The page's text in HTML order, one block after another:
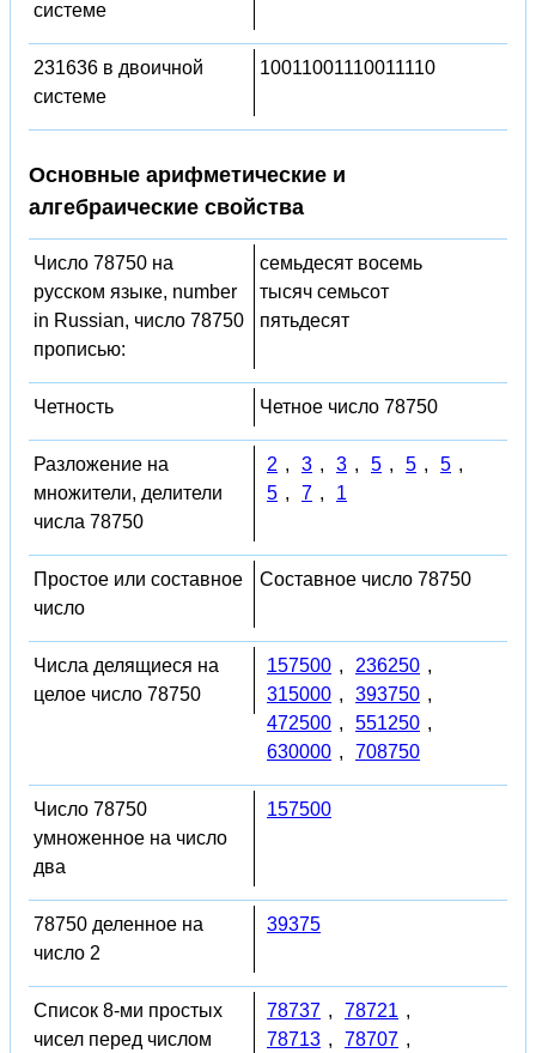
системе
231636 в двоичной
системе
10011001110011110
Основные арифметические и
алгебраические свойства
Число 78750 на
русском языке, number
in Russian, число 78750
прописью:
семьдесят восемь
тысяч семьсот
пятьдесят
Четность Четное число 78750
Разложение на
множители, делители
числа 78750
2 , 3 , 3 , 5 , 5 , 5 ,
5 , 7 , 1
Простое или составное
число
Составное число 78750
Числа делящиеся на
целое число 78750
157500 , 236250 ,
315000 , 393750 ,
472500 , 551250 ,
630000 , 708750
Число 78750
умноженное на число
два
157500
78750 деленное на
число 2
39375
Список 8-ми простых
чисел перед числом
78737 , 78721 ,
78713 , 78707 ,